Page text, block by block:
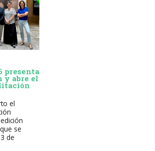
presenta
y abre el
el
se
de